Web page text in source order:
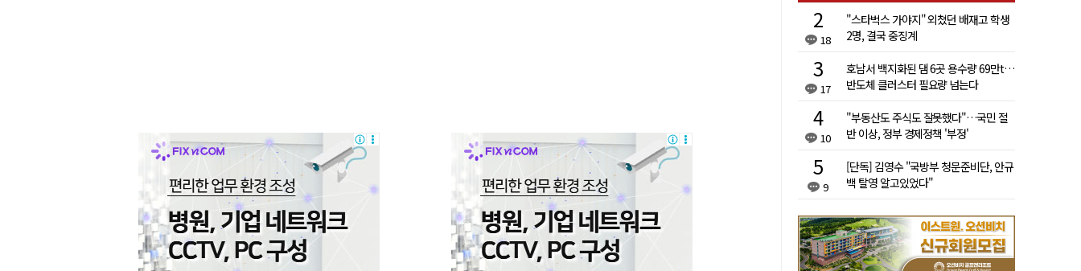
18
"스타벅스 가야지" 외쳤던 배재고 학생
2명, 결국 중징계
17
호남서 백지화된 댐 6곳 용수량 69만t…
반도체 클러스터 필요량 넘는다
10
"부동산도 주식도 잘못했다"…국민 절
반 이상, 정부 경제정책 '부정'
9
[단독] 김영수 "국방부 청문준비단, 안규
백 탈영 알고있었다"